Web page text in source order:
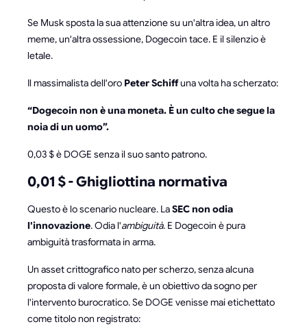
Se Musk sposta la sua attenzione su un'altra idea, un altro
meme, un'altra ossessione, Dogecoin tace. E il silenzio è
letale.
Il massimalista dell'oro Peter Schiffuna volta ha scherzato:
“Dogecoin non è una moneta. È un culto che segue la
noia di un uomo”.
0,03 $ è DOGE senza il suo santo patrono.
0,01 $ - Ghigliottina normativa
Questo è lo scenario nucleare. LaSEC non odia
l'innovazione. Odia l'ambiguità. E Dogecoin è pura
ambiguità trasformata in arma.
Un asset crittografico nato per scherzo, senza alcuna
proposta di valore formale, è un obiettivo da sogno per
l'intervento burocratico. Se DOGE venisse mai etichettato
come titolo non registrato: